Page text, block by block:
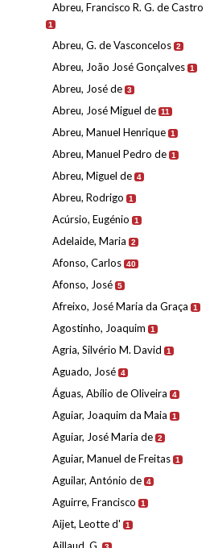
Abreu, Francisco R. G. de Castro
1
Abreu, G. de Vasconcelos 2
Abreu, João José Gonçalves 1
Abreu, José de 3
Abreu, José Miguel de 11
Abreu, Manuel Henrique 1
Abreu, Manuel Pedro de 1
Abreu, Miguel de 4
Abreu, Rodrigo 1
Acúrsio, Eugénio 1
Adelaide, Maria 2
Afonso, Carlos 40
Afonso, José 5
Afreixo, José Maria da Graça 1
Agostinho, Joaquim 1
Agria, Silvério M. David 1
Aguado, José 4
Águas, Abílio de Oliveira 4
Aguiar, Joaquim da Maia 1
Aguiar, José Maria de 2
Aguiar, Manuel de Freitas 1
Aguilar, António de 4
Aguirre, Francisco 1
Aijet, Leotte d' 1